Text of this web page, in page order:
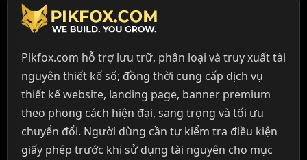
Pikfox.com hỗ trợ lưu trữ, phân loại và truy xuất tài
nguyên thiết kế số; đồng thời cung cấp dịch vụ
thiết kế website, landing page, banner premium
theo phong cách hiện đại, sang trọng và tối ưu
chuyển đổi. Người dùng cần tự kiểm tra điều kiện
giấy phép trước khi sử dụng tài nguyên cho mục